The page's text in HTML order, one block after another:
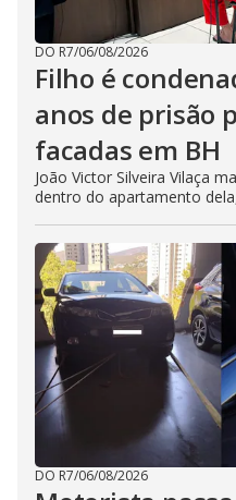
DO R7/06/08/2026
Filho é
anos de prisão
facadas em BH
João Victor Silveira Vilaça
dentro do apartamento
DO R7/06/08/2026